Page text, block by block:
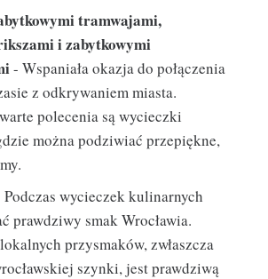
tramwajami,
i zabytkowymi
- Wspaniała okazja do połączenia
z odkrywaniem miasta.
polecenia są wycieczki
można podziwiać przepiękne,
Podczas wycieczek kulinarnych
prawdziwy smak Wrocławia.
przysmaków, zwłaszcza
szynki, jest prawdziwą